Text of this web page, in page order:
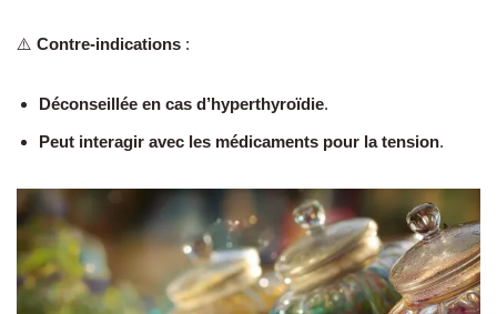
⚠️ Contre-indications :
Déconseillée en cas d’hyperthyroïdie.
Peut interagir avec les médicaments pour la tension.